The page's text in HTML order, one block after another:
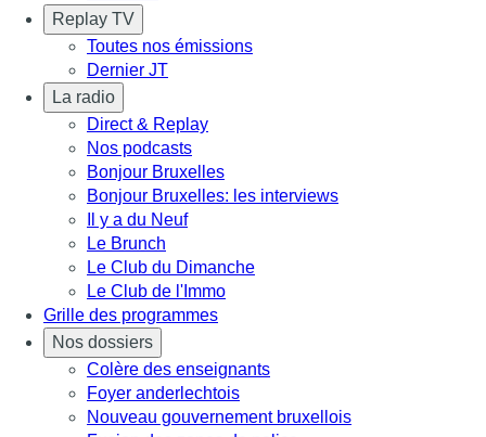
Replay TV
Toutes nos émissions
Dernier JT
La radio
Direct & Replay
Nos podcasts
Bonjour Bruxelles
Bonjour Bruxelles: les interviews
Il y a du Neuf
Le Brunch
Le Club du Dimanche
Le Club de l'Immo
Grille des programmes
Nos dossiers
Colère des enseignants
Foyer anderlechtois
Nouveau gouvernement bruxellois